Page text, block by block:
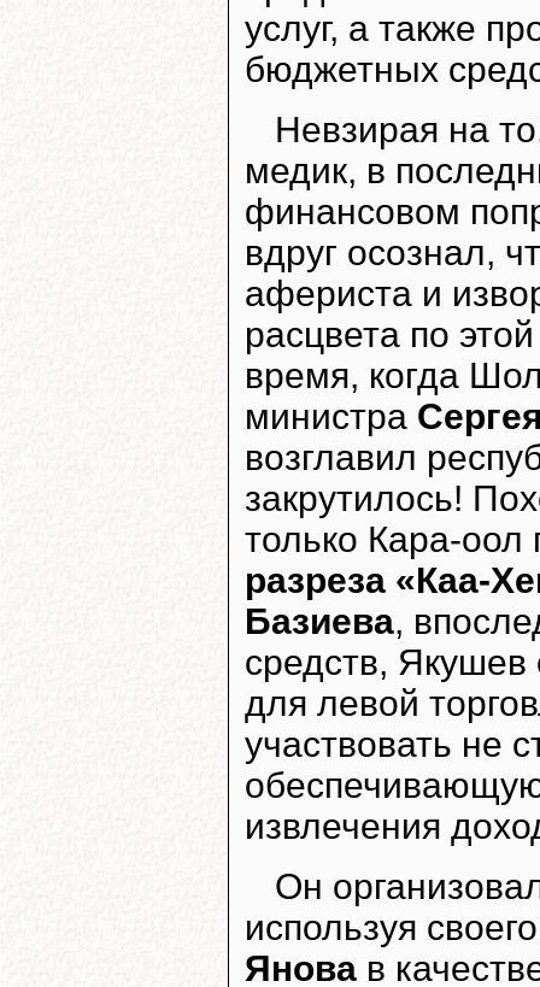
услуг, а также
бюджетных
Невзирая на
медик, в
финансовом
вдруг осознал,
афериста и
расцвета по
время, когда
министра
возглавил
закрутилось!
только Кара-оол
разреза «Каа-
Базиева,
средств,
для левой
участвовать не
извлечения
Он
используя
Янова в